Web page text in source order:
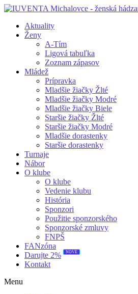
Aktuality
Ženy
A-Tím
Ligová tabuľka
Zoznam zápasov
Mládež
Prípravka
Mladšie žiačky Žlté
Mladšie žiačky Modré
Mladšie žiačky Biele
Staršie žiačky Žlté
Staršie žiačky Modré
Mladšie dorastenky
Staršie dorastenky
Turnaje
Nábor
O klube
O klube
Vedenie klubu
História
Sponzori
Použitie sponzorského
Sponzorské zmluvy
FNPŠ
FANzóna
Darujte 2%
NOVÉ
Kontakt
Menu